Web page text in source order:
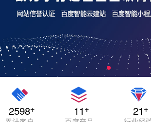
2598+ 11+ 21+